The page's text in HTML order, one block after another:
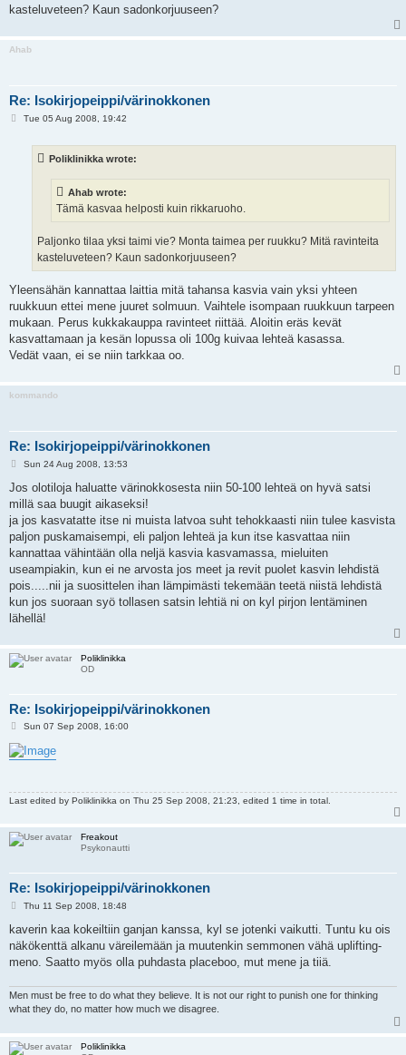
kasteluveteen? Kaun sadonkorjuuseen?
Ahab
Re: Isokirjopeippi/värinokkonen
PTue 05 Aug 2008, 19:42
Poliklinikka wrote:
Ahab wrote:
Tämä kasvaa helposti kuin rikkaruoho.
Paljonko tilaa yksi taimi vie? Monta taimea per ruukku? Mitä ravinteita
kasteluveteen? Kaun sadonkorjuuseen?
Yleensähän kannattaa laittia mitä tahansa kasvia vain yksi yhteen
ruukkuun ettei mene juuret solmuun. Vaihtele isompaan ruukkuun tarpeen
mukaan. Perus kukkakauppa ravinteet riittää. Aloitin eräs kevät
kasvattamaan ja kesän lopussa oli 100g kuivaa lehteä kasassa.
Vedät vaan, ei se niin tarkkaa oo.
kommando
Re: Isokirjopeippi/värinokkonen
P
s
Sun 24 Aug 2008, 13:53
Jos olotiloja haluatte värinokkosesta niin 50-100 lehteä on hyvä satsi
millä saa buugit aikaseksi!
ja jos kasvatatte itse ni muista latvoa suht tehokkaasti niin tulee kasvista
paljon puskamaisempi, eli paljon lehteä ja kun itse kasvattaa niin
kannattaa vähintään olla neljä kasvia kasvamassa, mieluiten
useampiakin, kun ei ne arvosta jos meet ja revit puolet kasvin lehdistä
pois.....nii ja suosittelen ihan lämpimästi tekemään teetä niistä lehdistä
kun jos suoraan syö tollasen satsin lehtiä ni on kyl pirjon lentäminen
lähellä!
Poliklinikka
OD
Re: Isokirjopeippi/värinokkonen
P
s
t
Sun 07 Sep 2008, 16:00
Last edited by Poliklinikka on Thu 25 Sep 2008, 21:23, edited 1 time in total.
Freakout
Psykonautti
Re: Isokirjopeippi/värinokkonen
P
s
Thu 11 Sep 2008, 18:48
kaverin kaa kokeiltiin ganjan kanssa, kyl se jotenki vaikutti. Tuntu ku ois
näkökenttä alkanu väreilemään ja muutenkin semmonen vähä uplifting-
meno. Saatto myös olla puhdasta placeboo, mut mene ja tiiä.
Men must be free to do what they believe. It is not our right to punish one for thinking
what they do, no matter how much we disagree.
Poliklinikka